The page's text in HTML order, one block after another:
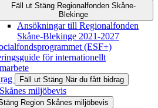
Fäll ut Stäng Regionalfonden Skåne-
Blekinge
Ansökningar till Regionalfonden
Skåne-Blekinge 2021-2027
(ESF+)
för internationellt
Fäll ut Stäng När du fått bidrag
miljöbevis
Region Skånes miljöbevis